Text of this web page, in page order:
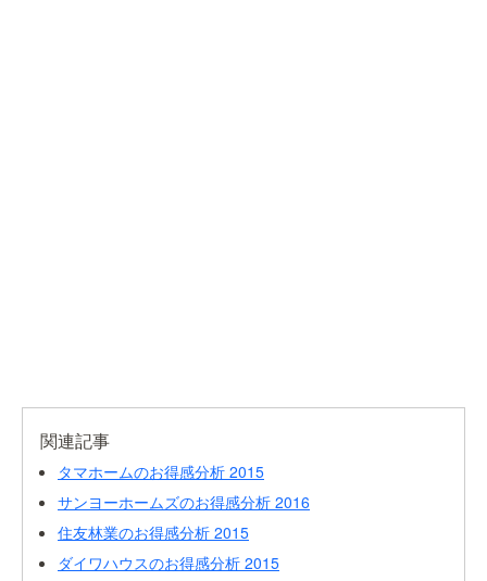
関連記事
タマホームのお得感分析 2015
サンヨーホームズのお得感分析 2016
住友林業のお得感分析 2015
ダイワハウスのお得感分析 2015